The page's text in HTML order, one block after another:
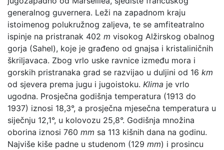
generalnog guvernera. Leži na zapadnom kraju
istoimenog polukružnog zaljeva, te se amfiteatralno
ispinje na pristranak 402 m visokog Alžirskog obalnog
gorja (Sahel), koje je građeno od gnajsa i kristaliničnih
škriljavaca. Zbog vrlo uske ravnice između mora i
gorskih pristranaka grad se razvijao u duljini od 16 km
od sjevera prema jugu i jugoistoku. Klima je vrlo
ugodna. Prosječna godišnja temperatura (1913 do
1937) iznosi 18,3°, a prosječna mjesečna temperatura u
siječnju 12,1°, u kolovozu 25,8°. Godišnja množina
oborina iznosi 760 mm sa 113 kišnih dana na godinu.
Najviše kiše padne u studenom (129 mm) i prosincu